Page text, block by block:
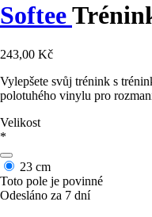
Softee
243,00 Kč
Vylepšete svůj trénink s
polotuhého vinylu pro
Velikost
*
23 cm
Toto pole je povinné
Odesláno za 7 dní